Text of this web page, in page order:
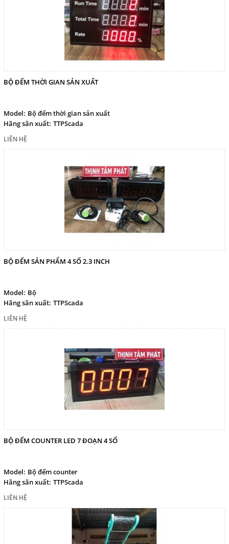
BỘ ĐẾM THỜI GIAN SẢN XUẤT
Model: Bộ đếm thời gian sản xuất
Hãng sãn xuất: TTPScada
LIÊN HỆ
BỘ ĐẾM SẢN PHẨM 4 SỐ 2.3 INCH
Model: Bộ
Hãng sãn xuất: TTPScada
LIÊN HỆ
BỘ ĐẾM COUNTER LED 7 ĐOẠN 4 SỐ
Model: Bộ đếm counter
Hãng sãn xuất: TTPScada
LIÊN HỆ